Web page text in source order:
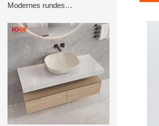
Modernes rundes
luxuriöse Badezimmer